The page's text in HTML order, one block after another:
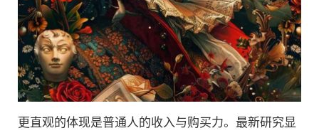
更直观的体现是普通人的收入与购买力。最新研究显